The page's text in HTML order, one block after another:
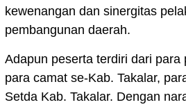
kewenangan dan sinergitas
pembangunan daerah.
Adapun peserta terdiri dari para
para camat se-Kab. Takalar,
Setda Kab. Takalar. Dengan